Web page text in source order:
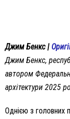
Джим Бенкс |
Джим Бенкс,
автором
архітектури 2025
Однією з головних